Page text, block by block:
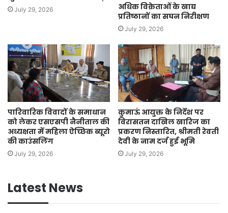
July 29, 2026
अधिक विक्रेताओं के खाद्य
प्रतिष्ठानों का सघन निरीक्षण
July 29, 2026
पारिवारिक विवादों के समाधान
को लेकर एसएसपी नैनीताल की
अध्यक्षता में महिला ऐच्छिक ब्यूरो
की काउंसलिंग
July 29, 2026
कुमाऊं आयुक्त के निर्देश पर
विरासतन दाखिल खारिज का
प्रकरण निस्तारित, श्रीमती रेवती
देवी के नाम दर्ज हुई भूमि
July 29, 2026
Latest News